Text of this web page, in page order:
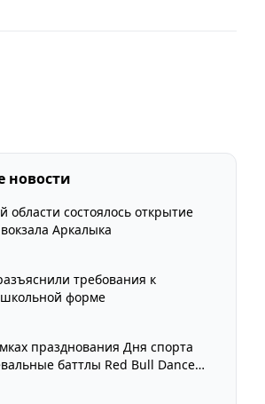
новости
области состоялось открытие
Аркалыка
требования к
форме
празднования Дня спорта
баттлы Red Bull Dance